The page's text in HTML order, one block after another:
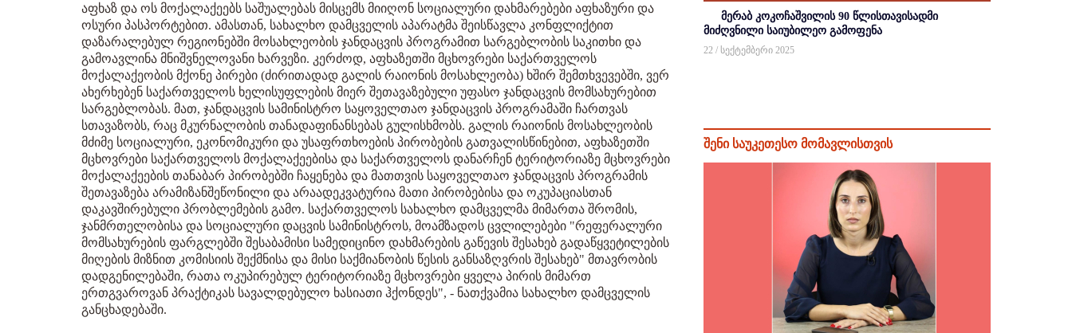
აფხაზ და ოს მოქალაქეებს საშუალებას მისცემს მიიღონ სოციალური დახმარებები აფხაზური და
ოსური პასპორტებით. ამასთან, სახალხო დამცველის აპარატმა შეისწავლა კონფლიქტით
დაზარალებულ რეგიონებში მოსახლეობის ჯანდაცვის პროგრამით სარგებლობის საკითხი და
გამოავლინა მნიშვნელოვანი ხარვეზი. კერძოდ, აფხაზეთში მცხოვრები საქართველოს
მოქალაქეობის მქონე პირები (ძირითადად გალის რაიონის მოსახლეობა) ხშირ შემთხვევებში, ვერ
ახერხებენ საქართველოს ხელისუფლების მიერ შეთავაზებული უფასო ჯანდაცვის მომსახურებით
სარგებლობას. მათ, ჯანდაცვის სამინისტრო საყოველთაო ჯანდაცვის პროგრამაში ჩართვას
სთავაზობს, რაც მკურნალობის თანადაფინანსებას გულისხმობს. გალის რაიონის მოსახლეობის
მძიმე სოციალური, ეკონომიკური და უსაფრთხოების პირობების გათვალისწინებით, აფხაზეთში
მცხოვრები საქართველოს მოქალაქეებისა და საქართველოს დანარჩენ ტერიტორიაზე მცხოვრები
მოქალაქეების თანაბარ პირობებში ჩაყენება და მათთვის საყოველთაო ჯანდაცვის პროგრამის
შეთავაზება არამიზანშეწონილი და არაადეკვატურია მათი პირობებისა და ოკუპაციასთან
დაკავშირებული პრობლემების გამო. საქართველოს სახალხო დამცველმა მიმართა შრომის,
ჯანმრთელობისა და სოციალური დაცვის სამინისტროს, მოამზადოს ცვლილებები "რეფერალური
მომსახურების ფარგლებში შესაბამისი სამედიცინო დახმარების გაწევის შესახებ გადაწყვეტილების
მიღების მიზნით კომისიის შექმნისა და მისი საქმიანობის წესის განსაზღვრის შესახებ" მთავრობის
დადგენილებაში, რათა ოკუპირებულ ტერიტორიაზე მცხოვრები ყველა პირის მიმართ
ერთგვაროვან პრაქტიკას სავალდებულო ხასიათი ჰქონდეს", - ნათქვამია სახალხო დამცველის
განცხადებაში.
მერაბ კოკოჩაშვილის 90 წლისთავისადმი
მიძღვნილი საიუბილეო გამოფენა
22 / სექტემბერი 2025
შენი საუკეთესო მომავლისთვის